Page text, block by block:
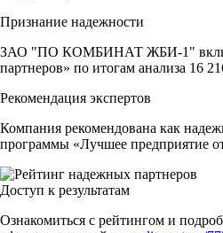
Признание надежности
ЗАО "ПО КОМБИНАТ ЖБИ-1"
партнеров» по итогам анализа 16
Рекомендация экспертов
Компания рекомендована как
программы «Лучшее предприятие
Доступ к результатам
Ознакомиться с рейтингом и